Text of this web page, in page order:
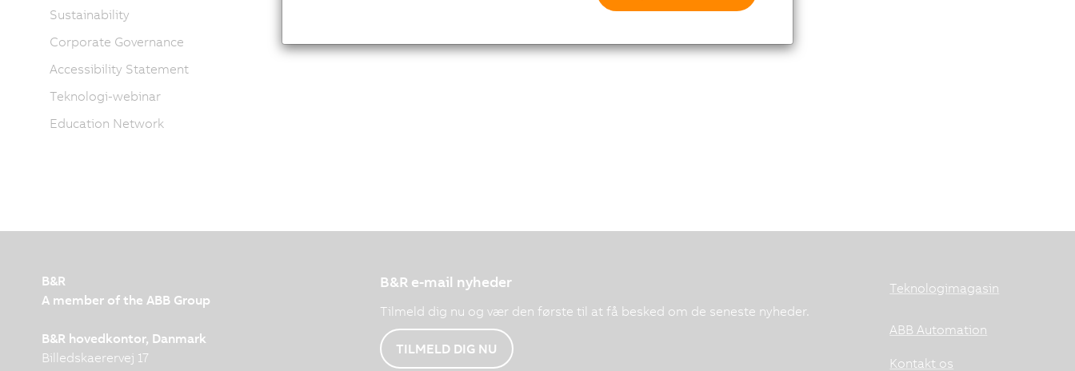
Sustainability
Corporate Governance
Accessibility Statement
Teknologi-webinar
Education Network
B&R
A member of the ABB Group
B&R hovedkontor, Danmark
Billedskaerervej 17
B&R e-mail nyheder
Tilmeld dig nu og vær den første til at få besked om de seneste nyheder.
TILMELD DIG NU
Teknologimagasin
ABB Automation
Kontakt os